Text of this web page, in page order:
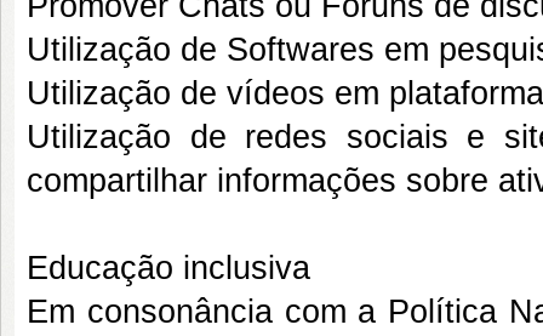
Utilização de Softwares em
Utilização de vídeos em
Utilização de redes sociais e
compartilhar informações sobre
Educação inclusiva
Em consonância com a Política